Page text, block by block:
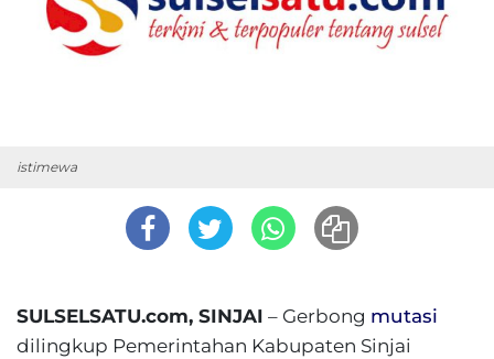
istimewa
SULSELSATU.com, SINJAI – Gerbong mutasi
dilingkup Pemerintahan Kabupaten Sinjai